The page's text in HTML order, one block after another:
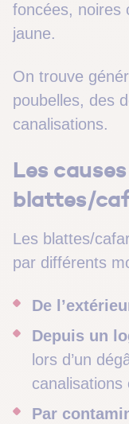
foncées, noires
jaune.
On trouve
poubelles, des
canalisations.
Les
blattes/
Les blattes/
par différents
De
Depuis un
lors d’un
Par